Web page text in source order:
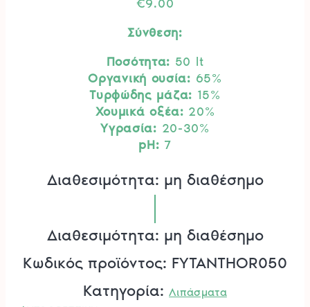
€9.00
Σύνθεση:
Ποσότητα: 50 lt
Οργανική ουσία: 65%
Τυρφώδης μάζα: 15%
Χουμικά οξέα: 20%
Υγρασία: 20-30%
pH: 7
Διαθεσιμότητα: μη διαθέσημο
Διαθεσιμότητα: μη διαθέσημο
Κωδικός προϊόντος: FYTANTHOR050
Κατηγορία:Λιπάσματα